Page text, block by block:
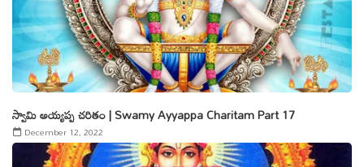
స్వామి అయ్యప్ప చరితం | Swamy Ayyappa Charitam Part 17
December 12, 2022